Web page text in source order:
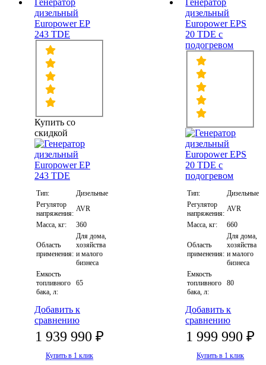
Генератор
дизельный
Europower EP
243 TDE
Купить со
скидкой
Тип:
Дизельные
Регулятор
напряжения:
AVR
Масса, кг:
360
Область
применения:
Для дома,
хозяйства
и малого
бизнеса
Емкость
топливного
бака, л:
65
Добавить к
сравнению
1 939 990 ₽
Купить в 1 клик
Генератор
дизельный
Europower EPS
20 TDE с
подогревом
Тип:
Дизельные
Регулятор
напряжения:
AVR
Масса, кг:
660
Область
применения:
Для дома,
хозяйства
и малого
бизнеса
Емкость
топливного
бака, л:
80
Добавить к
сравнению
1 999 990 ₽
Купить в 1 клик